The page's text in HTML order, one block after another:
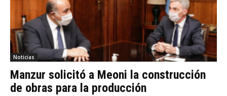
Noticias
Manzur solicitó a Meoni la construcción
de obras para la producción